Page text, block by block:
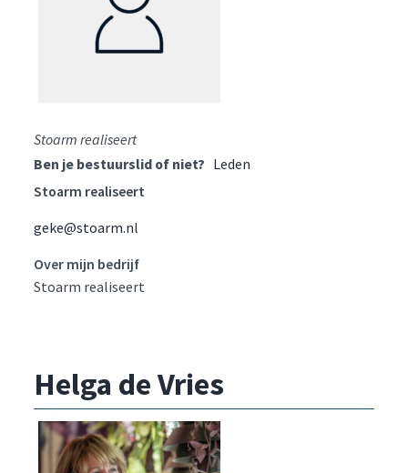
Stoarm realiseert
Ben je bestuurslid of niet? Leden
Stoarm realiseert
geke@stoarm.nl
Over mijn bedrijf
Stoarm realiseert
Helga de Vries